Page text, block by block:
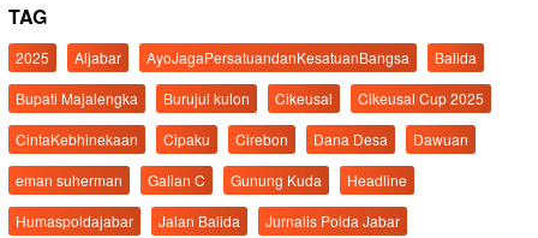
TAG
2025 Aljabar AyoJagaPersatuandanKesatuanBangsa
Balida
Bupati Majalengka
Burujul kulon Cikeusal
Cikeusal Cup 2025
CintaKebhinekaan
Cipaku Cirebon Dana Desa
Dawuan
eman suherman
Galian C Gunung Kuda
Headline
Humaspoldajabar
Jalan Balida
Jurnalis Polda Jabar